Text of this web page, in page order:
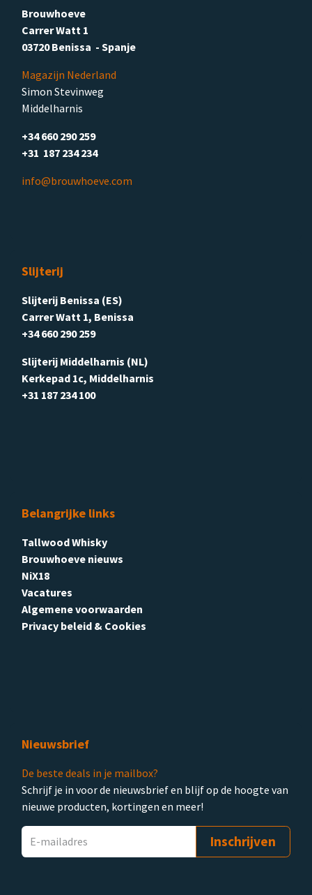
Brouwhoeve
Carrer Watt 1
03720 Benissa - Spanje
Magazijn Nederland
Simon Stevinweg
Middelharnis
+34 660 290 259
+31 187 234 234
info@brouwhoeve.com
Slijterij
Slijterij Benissa (ES)
Carrer Watt 1, Benissa
+34 660 290 259
Slijterij Middelharnis (NL)
Kerkepad 1c, Middelharnis
+31 187 234 100
Belangrijke links
Tallwood Whisky
Brouwhoeve nieuws
NiX18
Vacatures
Algemene voorwaarden
Privacy beleid & Cookies
Nieuwsbrief
De beste deals in je mailbox?
Schrijf je in voor de nieuwsbrief en blijf op de hoogte van
nieuwe producten, kortingen en meer!
Inschrijven